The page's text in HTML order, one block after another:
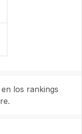
los rankings